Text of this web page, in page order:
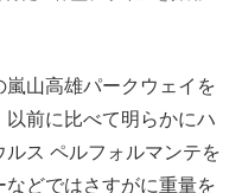
山高雄パークウェイを
前に比べて明らかにハ
ス ペルフォルマンテを
などではさすがに重量を